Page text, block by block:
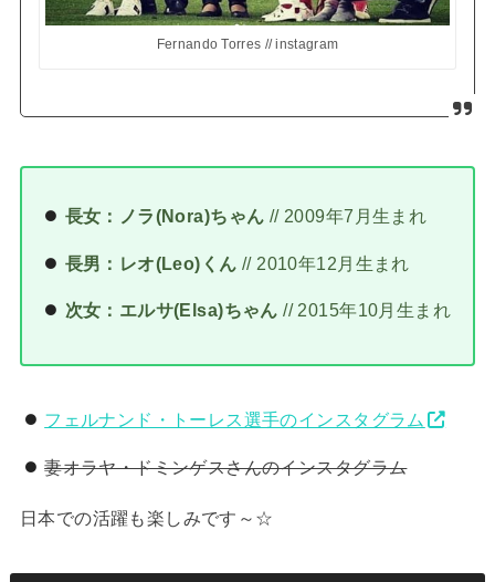
Fernando Torres // instagram
長女：ノラ(Nora)ちゃん // 2009年7月生まれ
長男：レオ(Leo)くん // 2010年12月生まれ
次女：エルサ(Elsa)ちゃん // 2015年10月生まれ
フェルナンド・トーレス選手のインスタグラム
妻オラヤ・ドミンゲスさんのインスタグラム
日本での活躍も楽しみです～☆